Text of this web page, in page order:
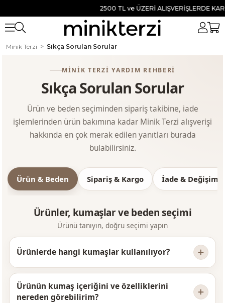
2500 TL ve ÜZERİ ALIŞVERİŞLERDE
Minik Terzi Sıkça Sorulan Sorular
MINIK TERZI YARDIM REHBERI
Sıkça Sorulan Sorular
Ürün ve beden seçiminden sipariş takibine, iade
işlemlerinden ürün bakımına kadar Minik Terzi alışverişi
hakkında en çok merak edilen yanıtları burada
bulabilirsiniz.
Ürün & Beden Sipariş & Kargo İade & Değişim
Ürünler, kumaşlar ve beden seçimi
Ürünü tanıyın, doğru seçimi yapın
Ürünlerde hangi kumaşlar kullanılıyor?
Ürünün kumaş içeriğini ve özelliklerini
nereden görebilirim?